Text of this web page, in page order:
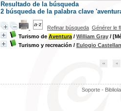
Resultado de la búsqueda
2 búsqueda de la palabra clave
Refinar búsqueda Générer le
Turismo de Aventura / William Gray /
Turismo y recreación / Eulogio
Soporte -